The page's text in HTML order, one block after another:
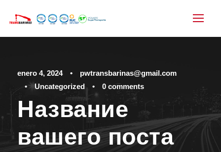
enero 4, 2024 •
pwtransbarinas@gmail.com
•
Uncategorized • 0 comments
Название
вашего поста